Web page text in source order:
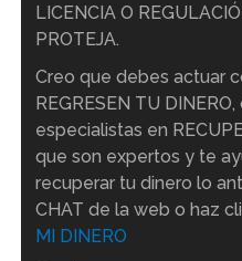
LICENCIA O
PROTEJA.
Creo que debes actuar
REGRESEN TU
especialistas en
que son expertos y te
recuperar tu dinero lo
CHAT de la web o haz
MI DINERO